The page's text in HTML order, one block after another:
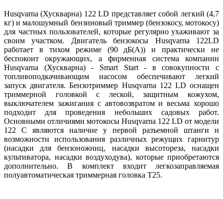
Husqvarna (Хускварна) 122 LD представляет собой легкий (4,7
кг) и малошумный бензиновый триммер (бензокосу, мотокосу)
для частных пользователей, которые регулярно ухаживают за
своим участком. Двигатель бензокосы Husqvarna 122LD
работает в тихом режиме (90 дБ(А)) и практически не
беспокоит окружающих, а фирменная система компании
Husqvarna (Хускварна) - Smart Start - в совокупности с
топливоподкачивающим насосом обеспечивают легкий
запуск двигателя. Бензотриммер Husqvarna 122 LD оснащен
триммерной головкой с леской, защитным кожухом,
выключателем зажигания с автовозвратом и весьма хорошо
подходит для проведения небольших садовых работ.
Основными отличиями мотокосы Husqvarna 122 LD от модели
122 С являются наличие у первой разъемной штанги и
возможности использования различных режущих гарнитур
(насадки для бензоножниц, насадки высотореза, насадки
культиватора, насадки воздуходува), которые приобретаются
дополнительно. В комплект входит легкозаправляемая
полуавтоматическая триммерная головка T25.